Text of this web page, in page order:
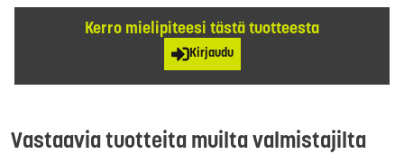
Kerro mielipiteesi tästä tuotteesta
Kirjaudu
Vastaavia tuotteita muilta valmistajilta